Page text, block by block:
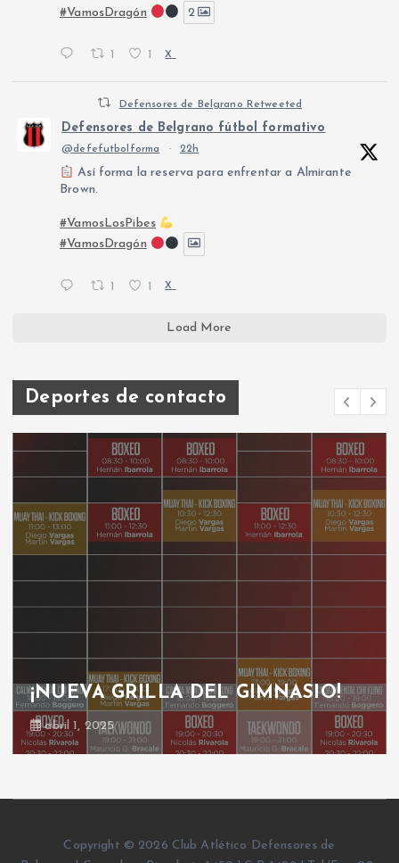
#VamosDragón
2
X
Defensores de Belgrano Retweeted
Defensores de Belgrano fútbol formativo
@defefutbolforma · 22h
Así forma la reserva para enfrentar a Almirante
Brown.
#VamosLosPibes
#VamosDragón
1 1 X
Load More
Deportes de contacto
¡NUEVA GRILLA DEL GIMNASIO!
abril 1, 2025
Copyright © 2026 Club Atlético Defensores de